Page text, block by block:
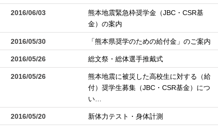
2016/06/03
熊本地震緊急枠奨学金（JBC・CSR基
金）の案内
2016/05/30 「熊本県奨学のための給付金」のご案内
2016/05/26 総文祭・総体選手推戴式
2016/05/26
熊本地震に被災した高校生に対する（給
付）奨学生募集（JBC・CSR基金）につ
い…
2016/05/20 新体力テスト・身体計測